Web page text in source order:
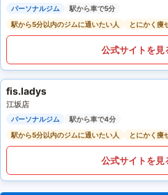
パーソナルジム
駅から車で5分
駅から5分以内のジムに通いたい人
とにかく痩
公式サイトを見
fis.ladys
江坂店
パーソナルジム
駅から車で4分
駅から5分以内のジムに通いたい人
とにかく痩
公式サイトを見